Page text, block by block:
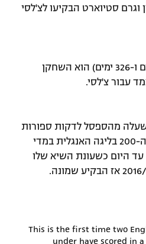
ניוטון וגרם סטיוארט הבקיעו לצ'לסי
# כמוכן, אברהם (בן 21 שנים ו-326 ימים) הוא השחקן
עבור צ'לסי.
שעלה מהספסל לדקות ספורות
רשם ציון דרך עם הופעתו ה-200 בליגה האנגלית במדי
כבש 28 שערים עד היום כשעונת השיא שלו
21 – This is the first time two
under have scored in